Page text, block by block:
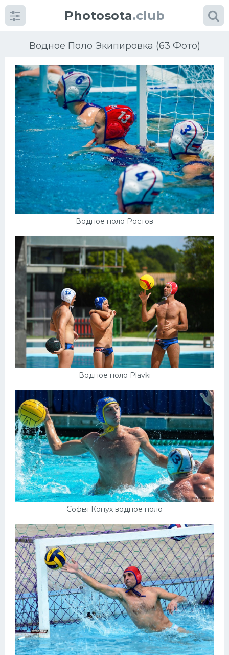
Photosota.club
Водное Поло Экипировка (63 Фото)
Водное поло Ростов
Водное поло Plavki
Софья Конух водное поло
КатегорииФото
Еще картинки...
Футбол
Баскетбол
Хоккей
Конькобежный спорт
Тренажеры
Интерьер квартиры